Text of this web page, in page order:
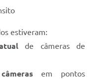
estiveram:
de câmeras de
em pontos